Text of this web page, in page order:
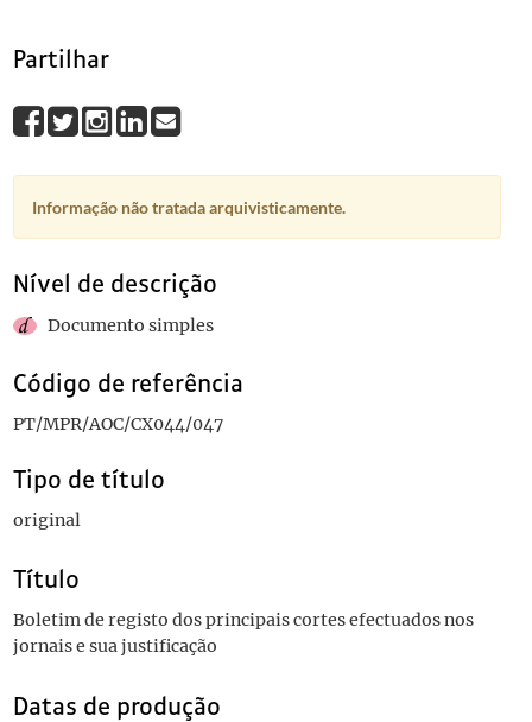
Partilhar
Informação não tratada arquivisticamente.
Nível de descrição
Documento simples
Código de referência
PT/MPR/AOC/CX044/047
Tipo de título
original
Título
Boletim de registo dos principais cortes efectuados nos
jornais e sua justificação
Datas de produção